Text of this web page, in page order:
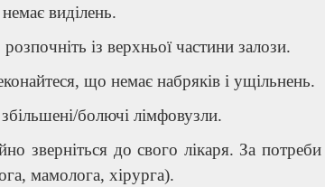
виділень.
із верхньої частини залози.
що немає набряків і ущільнень.
болючі лімфовузли.
зверніться до свого лікаря. За потреби
мамолога, хірурга).